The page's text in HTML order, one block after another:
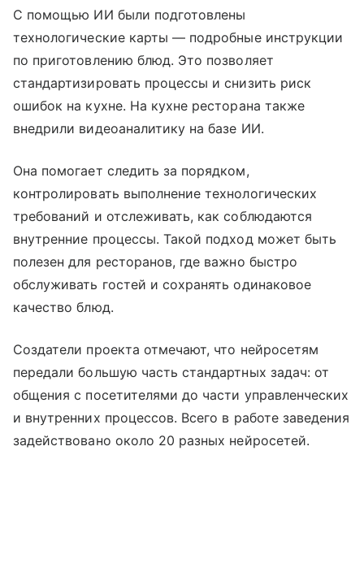
С помощью ИИ были подготовлены
технологические карты — подробные инструкции
по приготовлению блюд. Это позволяет
стандартизировать процессы и снизить риск
ошибок на кухне. На кухне ресторана также
внедрили видеоаналитику на базе ИИ.
Она помогает следить за порядком,
контролировать выполнение технологических
требований и отслеживать, как соблюдаются
внутренние процессы. Такой подход может быть
полезен для ресторанов, где важно быстро
обслуживать гостей и сохранять одинаковое
качество блюд.
Создатели проекта отмечают, что нейросетям
передали большую часть стандартных задач: от
общения с посетителями до части управленческих
и внутренних процессов. Всего в работе заведения
задействовано около 20 разных нейросетей.